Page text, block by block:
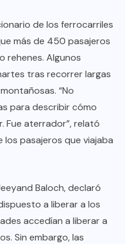
de los ferrocarriles
más de 450 pasajeros
rehenes. Algunos
tras recorrer largas
“No
para describir cómo
Fue aterrador”, relató
los pasajeros que viajaba
Baloch, declaró
a liberar a los
accedían a liberar a
Sin embargo, las